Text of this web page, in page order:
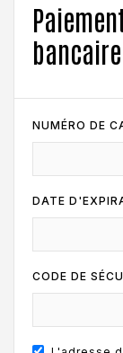
bancaire
NUMÉRO DE
DATE
CODE DE